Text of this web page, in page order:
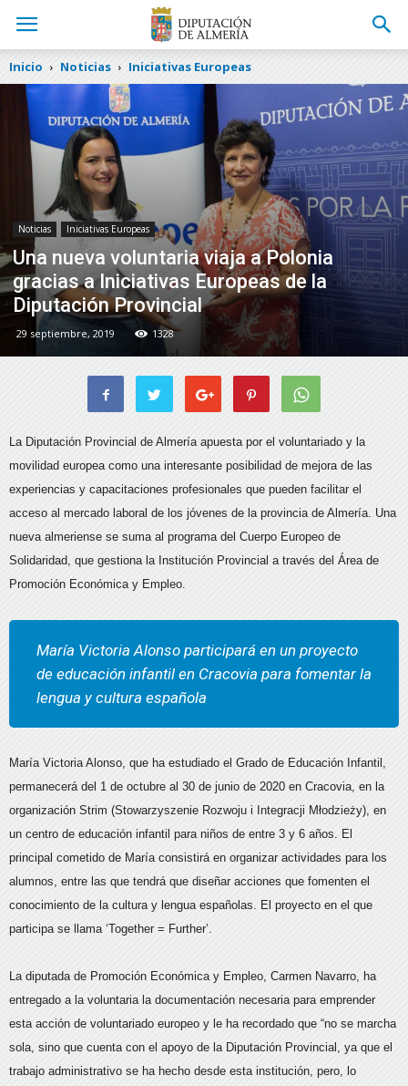
Inicio Noticias Iniciativas Europeas
Noticias Iniciativas Europeas
Una nueva voluntaria viaja a Polonia
gracias a Iniciativas Europeas de la
Diputación Provincial
29 septiembre, 2019 1328
La Diputación Provincial de Almería apuesta por el voluntariado y la
movilidad europea como una interesante posibilidad de mejora de las
experiencias y capacitaciones profesionales que pueden facilitar el
acceso al mercado laboral de los jóvenes de la provincia de Almería. Una
nueva almeriense se suma al programa del Cuerpo Europeo de
Solidaridad, que gestiona la Institución Provincial a través del Área de
Promoción Económica y Empleo.
María Victoria Alonso participará en un proyecto
de educación infantil en Cracovia para fomentar la
lengua y cultura española
María Victoria Alonso, que ha estudiado el Grado de Educación Infantil,
permanecerá del 1 de octubre al 30 de junio de 2020 en Cracovia, en la
organización Strim (Stowarzyszenie Rozwoju i Integracji Młodzieży), en
un centro de educación infantil para niños de entre 3 y 6 años. El
principal cometido de María consistirá en organizar actividades para los
alumnos, entre las que tendrá que diseñar acciones que fomenten el
conocimiento de la cultura y lengua españolas. El proyecto en el que
participa se llama ‘Together = Further’.
La diputada de Promoción Económica y Empleo, Carmen Navarro, ha
entregado a la voluntaria la documentación necesaria para emprender
esta acción de voluntariado europeo y le ha recordado que “no se marcha
sola, sino que cuenta con el apoyo de la Diputación Provincial, ya que el
trabajo administrativo se ha hecho desde esta institución, pero, lo